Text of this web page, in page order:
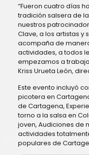
“Fueron cuatro días
tradición salsera de
nuestros
Clave, a los artistas y
acompaña de
actividades, a todos
empezamos a
Kriss Urueta León,
Este evento incluyó
picotera en
de Cartagena,
torno a la salsa en
joven, Audiciones de
actividades
populares de